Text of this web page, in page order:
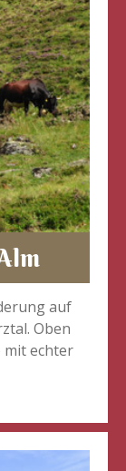
auf
Oben
mit echter